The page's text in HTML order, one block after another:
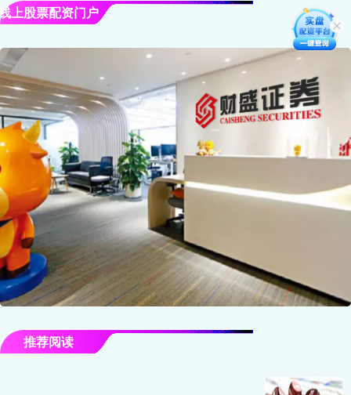
上股票配资门户
推荐阅读